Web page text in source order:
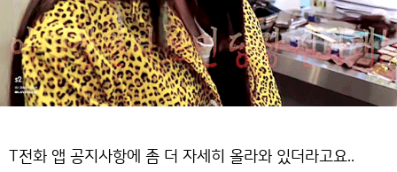
T전화 앱 공지사항에 좀 더 자세히 올라와 있더라고요..